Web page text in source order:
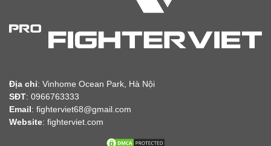
Địa chỉ: Vinhome Ocean Park, Hà Nội
SĐT: 0966763333
Email: fighterviet68@gmail.com
Website: fighterviet.com